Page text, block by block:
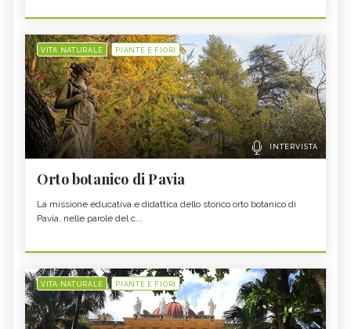
VITA NATURALE PIANTE E FIORI
INTERVISTA
Orto botanico di Pavia
La missione educativa e didattica dello storico orto botanico di
Pavia, nelle parole del c...
VITA NATURALE PIANTE E FIORI